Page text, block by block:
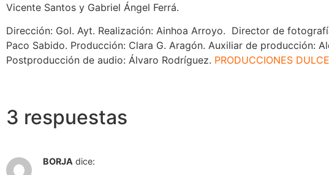
Vicente Santos y Gabriel Ángel Ferrá.
Dirección: Gol. Ayt. Realización: Ainhoa Arroyo. Director de
Paco Sabido. Producción: Clara G. Aragón. Auxiliar de producción:
Postproducción de audio: Álvaro Rodríguez. PRODUCCIONES
3 respuestas
BORJA dice: